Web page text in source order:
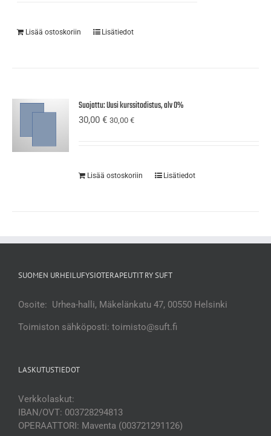
Lisää ostoskoriin Lisätiedot
Suojattu: Uusi kurssitodistus, alv 0%
30,00€ 30,00€
Lisää ostoskoriin Lisätiedot
SUOMEN URHEILUFYSIOTERAPEUTIT RY SUFT
Osoite: Urhea-halli, Mäkelänkatu 47, 00550 Helsinki
Toimiston sähköposti: toimisto@suft.fi
LASKUTUSTIEDOT
Verkkolaskut:
IBAN/OVT: 003728294813
OPERAATTORI: Maventa (003721291126)